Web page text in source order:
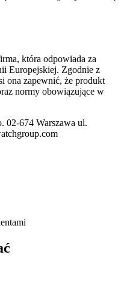
która odpowiada za
Europejskiej. Zgodnie z
ona zapewnić, że produkt
normy obowiązujące w
02-674 Warszawa ul.